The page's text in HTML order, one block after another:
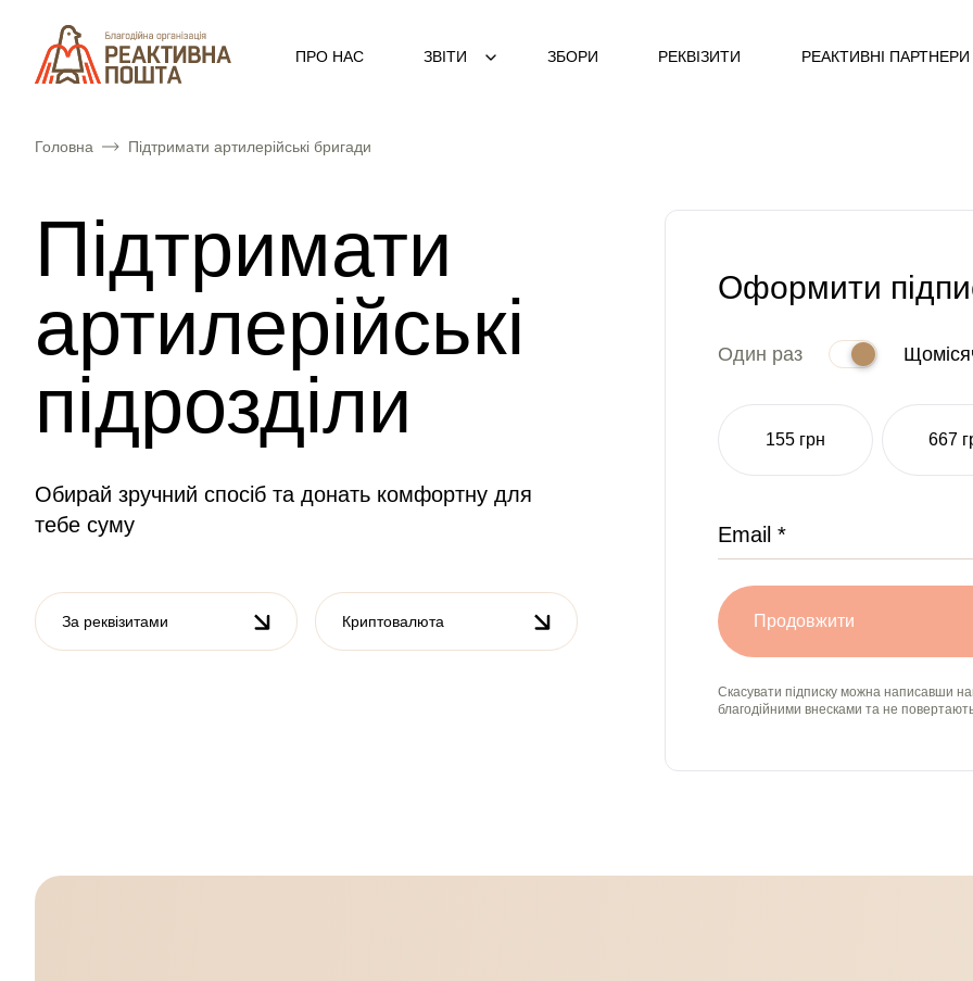
ПРО НАС ЗВІТИ ЗБОРИ РЕКВІЗИТИ РЕАКТИВНІ ПАРТНЕРИ
Головна Підтримати артилерійські бригади
Підтримати
артилерійські
підрозділи
Обирай зручний спосіб та донать комфортну для
тебе суму
За реквізитами Криптовалюта
Оформити
Один раз
155 грн 667
Продовжити
Скасувати підписку можна написавши
благодійними внесками та не